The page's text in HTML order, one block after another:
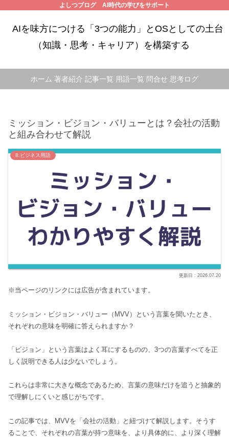
よしつブログ AI時代の学びをサポート
AIを味方につける「3つの能力」とOSとしての土台
（知識・思考・キャリア）を構築する
ホーム 著者紹介 記事一覧 用語一覧 問合せ 思考ログ
ミッション・ビジョン・バリューとは？会社の活動
と組み合わせて解説
8.ビジネス用語
2026.07.20
※当ページのリンクには広告が含まれています。
ミッション・ビジョン・バリュー（MVV）という言葉を聞いたとき、
それぞれの意味を明確に答えられますか？
「ビジョン」という言葉はよく耳にするものの、3つの言葉すべてを正
しく説明できる人は少ないでしょう。
これらは非常に大きな概念であるため、言葉の意味だけを追うと抽象的
で理解しにくいと感じがちです。
この記事では、MVVを「会社の活動」と紐づけて解説します。そうす
ることで、それぞれの言葉が持つ意味を、より具体的に、より深く理解